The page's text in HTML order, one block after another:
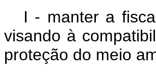
I - manter a
visando à
proteção do meio